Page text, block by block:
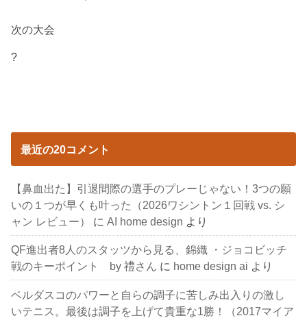
次の大会
?
最近の20コメント
【鼻血出た】引退間際の選手のプレーじゃない！3つの願
いの１つが早くも叶った（2026ワシントン１回戦 vs. シ
ャン レビュー）
にAI home design より
QF進出者8人のスタッツから見る、錦織 ・ジョコビッチ
戦のキーポイント by 禮さん に home design ai より
ベルダスコのパワーと自らの調子に苦しみ出入りの激し
いテニス。最後は調子を上げて貴重な1勝！（2017マイア